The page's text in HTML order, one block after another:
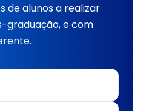
de alunos a realizar
graduação, e com